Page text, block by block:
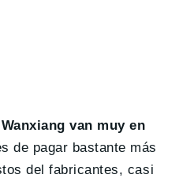
Wanxiang van muy en
de pagar bastante más
del fabricantes, casi